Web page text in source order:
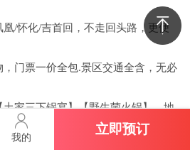
我的
立即预订
/怀化/吉首回，不走回头路，更便
门票一价全包.景区交通全含，无必
家三下锅宴】【野生菌火锅】，地
；
贴心一站式服务，舒适安心；